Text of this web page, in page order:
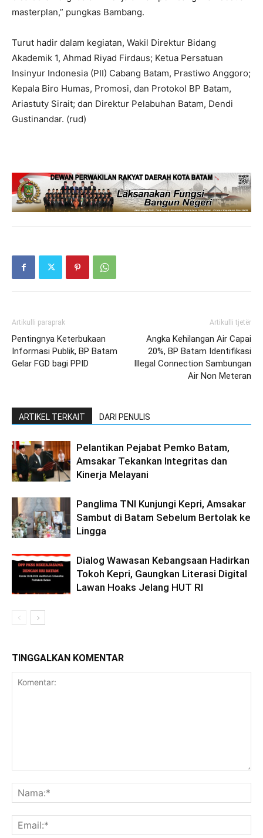
masterplan,” pungkas Bambang.
Turut hadir dalam kegiatan, Wakil Direktur Bidang
Akademik 1, Ahmad Riyad Firdaus; Ketua Persatuan
Insinyur Indonesia (PII) Cabang Batam, Prastiwo Anggoro;
Kepala Biro Humas, Promosi, dan Protokol BP Batam,
Ariastuty Sirait; dan Direktur Pelabuhan Batam, Dendi
Gustinandar. (rud)
Artikulli paraprak
Pentingnya Keterbukaan
Informasi Publik, BP Batam
Gelar FGD bagi PPID
Artikulli tjetër
Angka Kehilangan Air Capai
20%, BP Batam Identifikasi
Illegal Connection Sambungan
Air Non Meteran
ARTIKEL TERKAIT DARI PENULIS
Pelantikan Pejabat Pemko Batam,
Amsakar Tekankan Integritas dan
Kinerja Melayani
Panglima TNI Kunjungi Kepri, Amsakar
Sambut di Batam Sebelum Bertolak ke
Lingga
Dialog Wawasan Kebangsaan Hadirkan
Tokoh Kepri, Gaungkan Literasi Digital
Lawan Hoaks Jelang HUT RI
TINGGALKAN KOMENTAR